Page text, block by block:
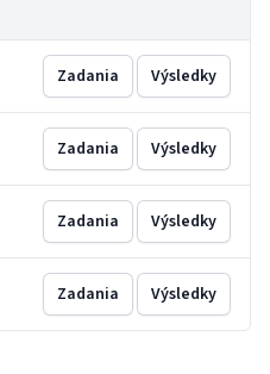
Zadania Výsledky
Zadania Výsledky
Zadania Výsledky
Zadania Výsledky